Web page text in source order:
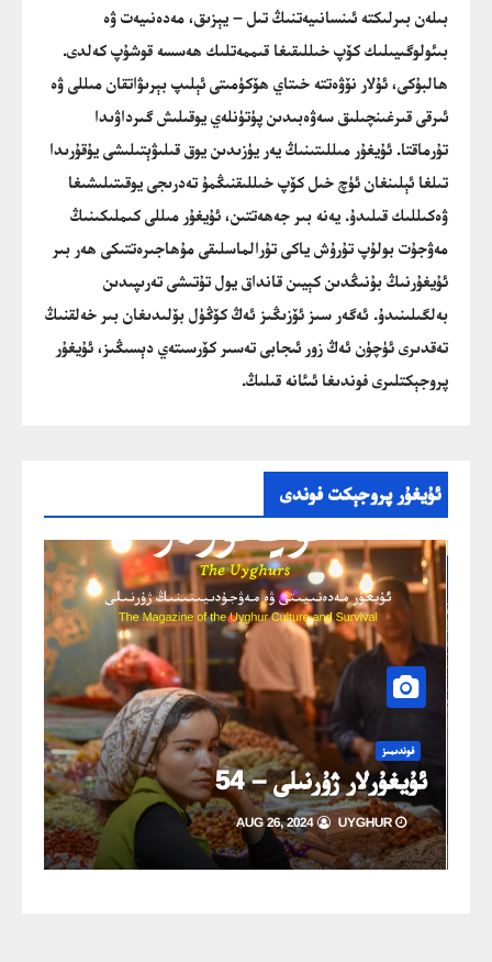
بىلەن بىرلىكتە ئىنسانىيەتنىڭ تىل – يېزىق، مەدەنىيەت ۋە
بىئولوگىيىلىك كۆپ خىللىقىغا قىممەتلىك ھەسسە قوشۇپ كەلدى.
ھالبۇكى، ئۇلار نۆۋەتتە خىتاي ھۆكۈمىتى ئېلىپ بېرىۋاتقان مىللى ۋە
ئىرقى قىرغىنچىلىق سەۋەبىدىن پۈتۈنلەي يوقىلىش گىرداۋىدا
تۇرماقتا. ئۇيغۇر مىللىتىنىڭ يەر يۈزىدىن يوق قىلىۋېتىلىشى يۇقۇرىدا
تىلغا ئېلىنغان ئۈچ خىل كۆپ خىللىقنىڭمۇ تەدرىجى يوقىتىلىشىغا
ۋەكىللىك قىلىدۇ. يەنە بىر جەھەتتىن، ئۇيغۇر مىللى كىملىكىنىڭ
مەۋجۇت بولۇپ تۇرۇش ياكى تۇرالماسلىقى مۇھاجىرەتتىكى ھەر بىر
ئۇيغۇرنىڭ بۇنىڭدىن كېيىن قانداق يول تۇتىشى تەرىپىدىن
بەلگىلىنىدۇ. ئەگەر سىز ئۆزىڭىز ئەڭ كۆڭۈل بۆلىدىغان بىر خەلقنىڭ
تەقدىرى ئۈچۈن ئەڭ زور ئىجابى تەسىر كۆرسىتەي دېسىڭىز، ئۇيغۇر
پروجېكتلىرى فوندىغا ئىئانە قىلىڭ.
ئۇيغۇر پروجېكت فوندى
فوندىمىز
ئۇيغۇرلار ژۇرنىلى – 54
AUG 26, 2024 UYGHUR
قىلىڭ